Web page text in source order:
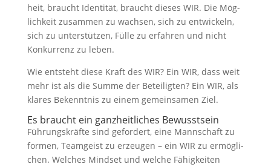
heit, braucht Iden­ti­tät, braucht die­ses WIR. Die Mög­
lich­keit zusam­men zu wach­sen, sich zu ent­wi­ckeln,
sich zu unter­stüt­zen, Fül­le zu erfah­ren und nicht
Kon­kur­renz zu leben.
Wie ent­steht die­se Kraft des WIR? Ein WIR, dass weit
mehr ist als die Sum­me der Betei­lig­ten? Ein WIR, als
kla­res Bekennt­nis zu einem gemein­sa­men Ziel.
Es braucht ein ganz­heit­li­ches Bewusstsein
Füh­rungs­kräf­te sind gefor­dert, eine Mann­schaft zu
for­men, Team­geist zu erzeu­gen – ein WIR zu ermög­li­
chen. Wel­ches Mind­set und wel­che Fähig­kei­ten